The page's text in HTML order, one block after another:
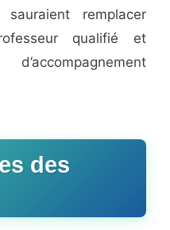
remplacer
qualifié et
des